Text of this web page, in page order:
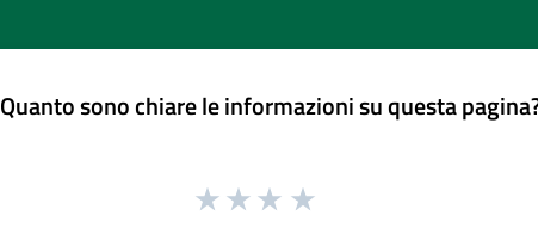
Quanto sono chiare le informazioni su questa